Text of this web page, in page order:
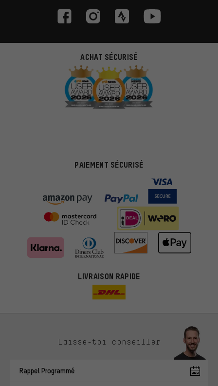
ACHAT SÉCURISÉ
PAIEMENT SÉCURISÉ
LIVRAISON RAPIDE
Laisse-toi conseiller
Rappel Programmé
Des offres plus adaptées
Au lieu de pubs au hasard, nous afficherons des offres plus
intérêts et à te présenter des offres et des conseils sur mesure.